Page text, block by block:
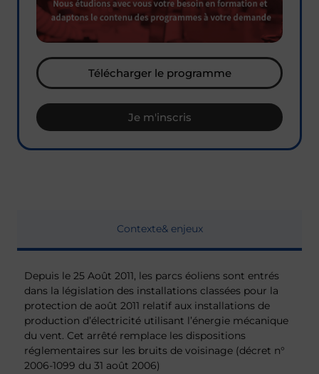
Télécharger le programme
Je m'inscris
Contexte& enjeux
Depuis le 25 Août 2011, les parcs éoliens sont entrés
dans la législation des installations classées pour la
protection de août 2011 relatif aux installations de
production d’électricité utilisant l’énergie mécanique
du vent. Cet arrêté remplace les dispositions
réglementaires sur les bruits de voisinage (décret n°
2006-1099 du 31 août 2006)